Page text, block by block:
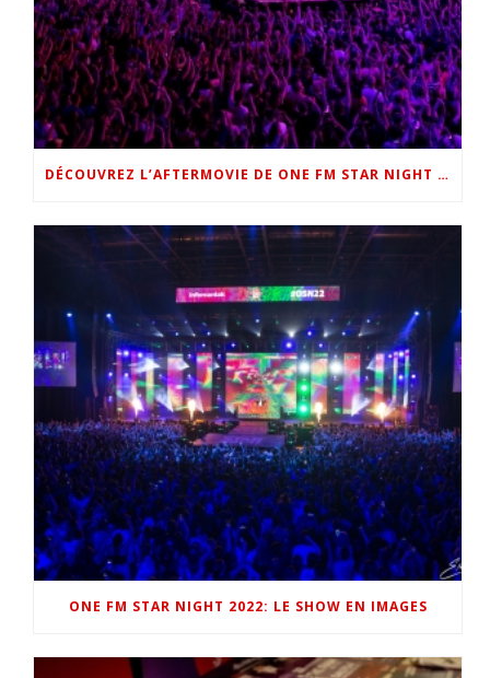
DÉCOUVREZ L’AFTERMOVIE DE ONE FM STAR NIGHT 2022 !
ONE FM STAR NIGHT 2022: LE SHOW EN IMAGES